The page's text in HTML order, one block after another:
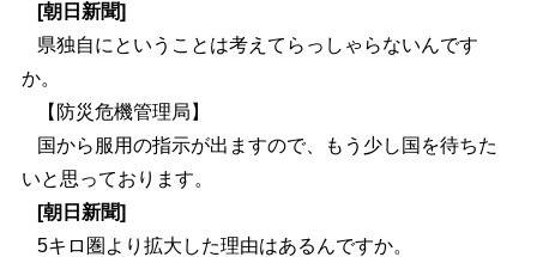
[朝日新聞]
県独自にということは考えてらっしゃらないんです
か。
【防災危機管理局】
国から服用の指示が出ますので、もう少し国を待ちた
いと思っております。
[朝日新聞]
5キロ圏より拡大した理由はあるんですか。